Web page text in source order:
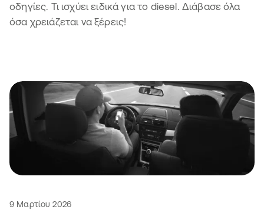
οδηγίες. Τι ισχύει ειδικά για το diesel. Διάβασε όλα
όσα χρειάζεται να ξέρεις!
9 Μαρτίου 2026